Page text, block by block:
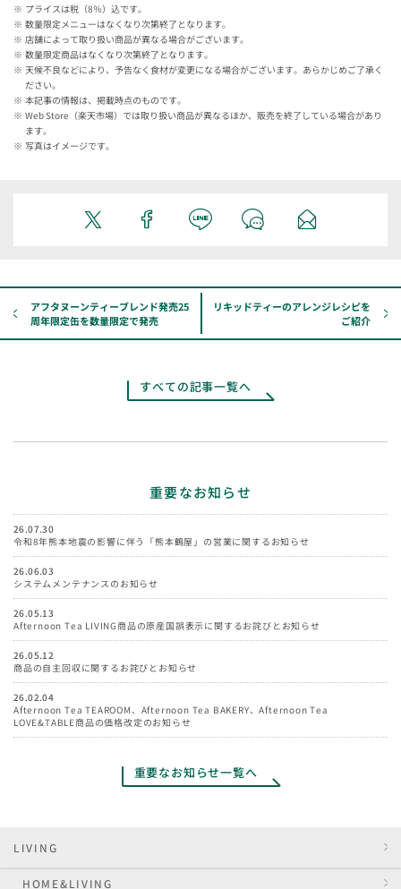
プライスは税（8％）込です。
数量限定メニューはなくなり次第終了となります。
店舗によって取り扱い商品が異なる場合がございます。
数量限定商品はなくなり次第終了となります。
天候不良などにより、予告なく食材が変更になる場合がございます。あらかじめご了承く
ださい。
本記事の情報は、掲載時点のものです。
Web Store（楽天市場）では取り扱い商品が異なるほか、販売を終了している場合があり
ます。
写真はイメージです。
アフタヌーンティーブレンド発売25
周年限定缶を数量限定で発売
リキッドティーのアレンジレシピを
ご紹介
すべての記事一覧へ
重要なお知らせ
26.07.30
令和8年熊本地震の影響に伴う「熊本鶴屋」の営業に関するお知らせ
26.06.03
システムメンテナンスのお知らせ
26.05.13
Afternoon Tea LIVING商品の原産国誤表示に関するお詫びとお知らせ
26.05.12
商品の自主回収に関するお詫びとお知らせ
26.02.04
Afternoon Tea TEAROOM、Afternoon Tea BAKERY、Afternoon Tea
LOVE&TABLE商品の価格改定のお知らせ
重要なお知らせ一覧へ
LIVING
HOME&LIVING